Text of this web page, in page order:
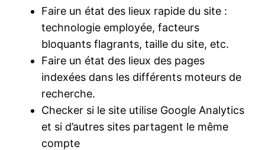
Faire un état des lieux rapide du site :
technologie employée, facteurs
bloquants flagrants, taille du site, etc.
Faire un état des lieux des pages
indexées dans les différents moteurs de
recherche.
Checker si le site utilise Google Analytics
et si d’autres sites partagent le même
compte